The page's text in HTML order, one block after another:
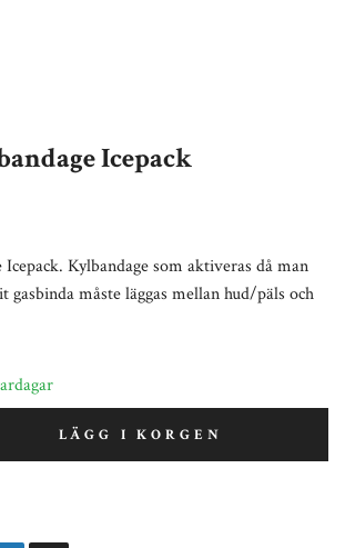
Icepack
Kylbandage som aktiveras då man
gasbinda måste läggas mellan hud/päls och
LÄGG I KORGEN